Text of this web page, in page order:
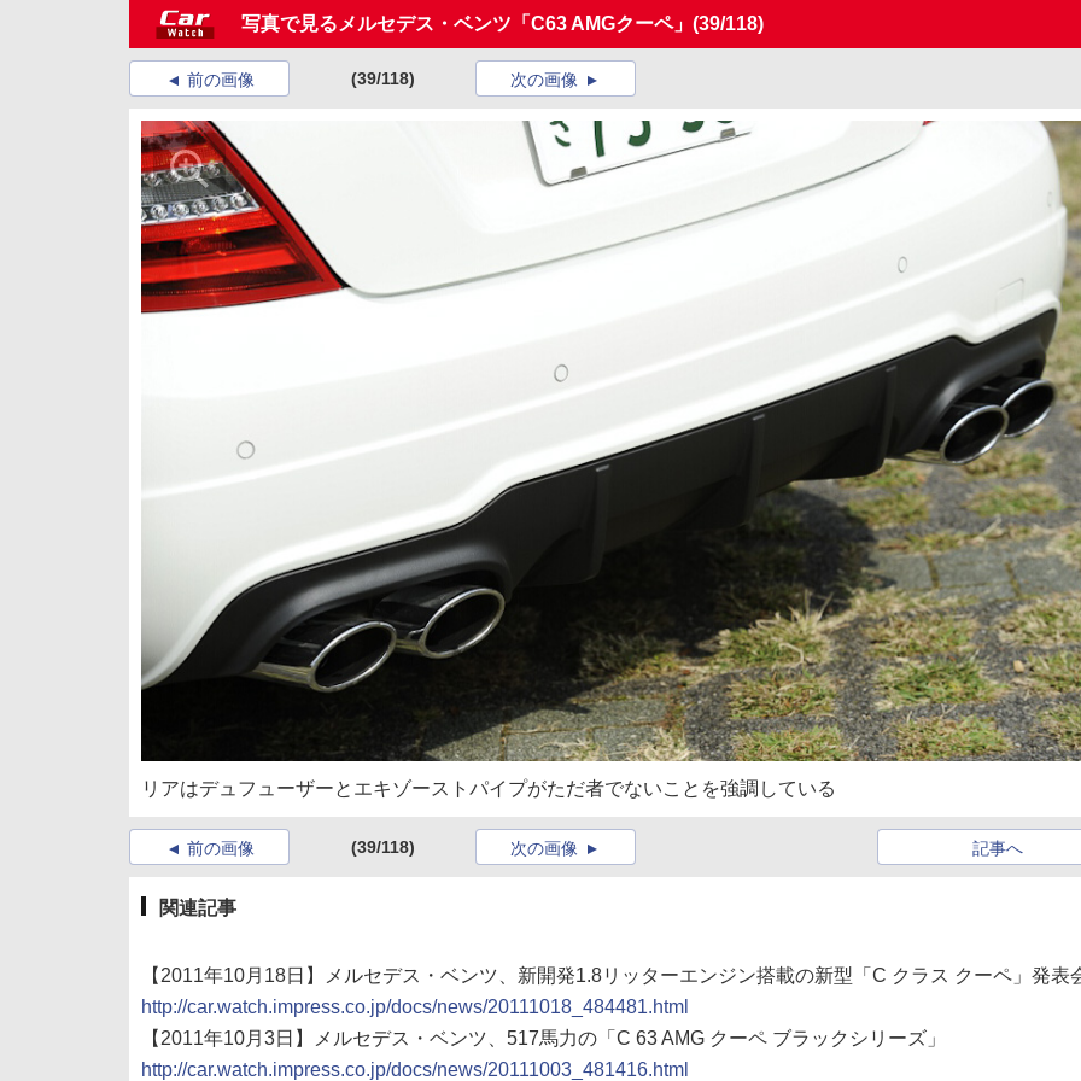
写真で見るメルセデス・ベンツ「C63 AMGクーペ」 (39/118)
前の画像 (39/118) 次の画像
リアはデュフューザーとエキゾーストパイプがただ者でないことを強調している
前の画像 (39/118) 記事へ
次の画像
関連記事
【2011年10月18日】メルセデス・ベンツ、新開発1.8リッターエンジン搭載の新型「C クラス クーペ」発表
http://car.watch.impress.co.jp/docs/news/20111018_484481.html
【2011年10月3日】メルセデス・ベンツ、517馬力の「C 63 AMG クーペ ブラックシリーズ」
http://car.watch.impress.co.jp/docs/news/20111003_481416.html